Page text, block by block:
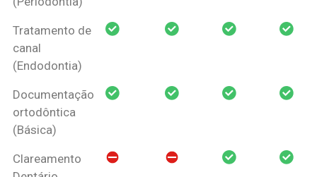
Tratamento de
canal
(Endodontia)
Documentação
ortodôntica
(Básica)
Clareamento